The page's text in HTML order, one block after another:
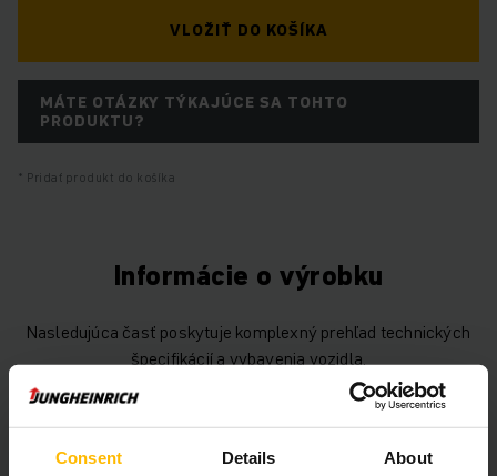
Consent Details About
VLOŽIŤ DO KOŠÍKA
MÁTE OTÁZKY TÝKAJÚCE SA TOHTO
PRODUKTU?
Pridať produkt do košíka
Informácie o výrobku
Nasledujúca časť poskytuje komplexný prehľad technických
špecifikácií a vybavenia vozidla.
Technické údaje